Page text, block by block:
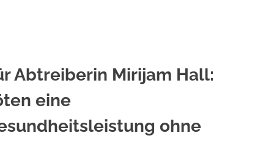
Abtreiberin Mirijam Hall:
eine
ohne